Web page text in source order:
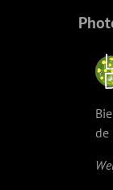
de